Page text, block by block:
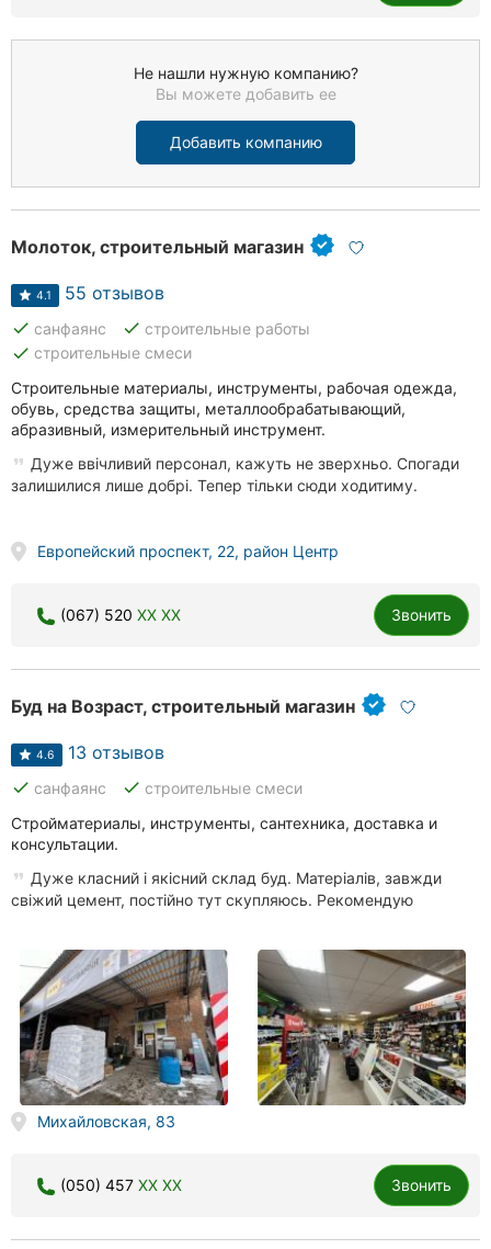
Не нашли нужную компанию?
Вы можете добавить ее
Добавить компанию
Молоток, строительный магазин
4.1 55 отзывов
done санфаянс done строительные работы
done строительные смеси
Строительные материалы, инструменты, рабочая одежда,
обувь, средства защиты, металлообрабатывающий,
абразивный, измерительный инструмент.
Дуже ввічливий персонал, кажуть не зверхньо. Спогади
залишилися лише добрі. Тепер тільки сюди ходитиму.
Европейский проспект, 22, район Центр
(067) 520 XX XX Звонить
Буд на Возраст, строительный магазин
4.6 13 отзывов
done санфаянс done строительные смеси
Стройматериалы, инструменты, сантехника, доставка и
консультации.
Дуже класний і якісний склад буд. Матеріалів, завжди
свіжий цемент, постійно тут скупляюсь. Рекомендую
Михайловская, 83
(050) 457 XX XX Звонить